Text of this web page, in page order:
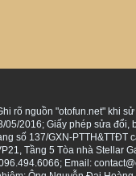
rõ nguồn "otofun.net" khi
2016; Giấy phép sửa
số 137/GXN-PTTH&TTĐT
Tầng 5 Tòa nhà Stellar
Email: